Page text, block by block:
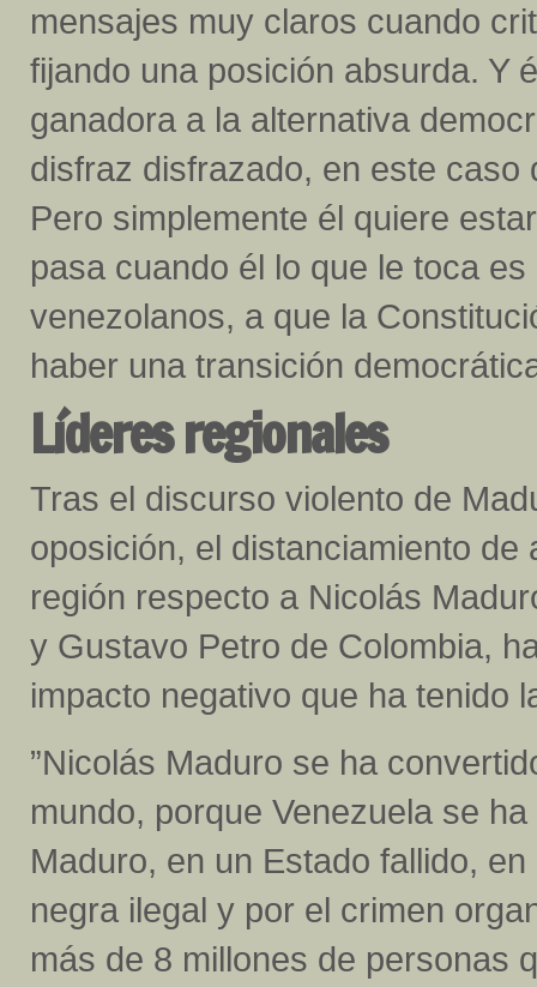
mensajes muy claros cuando
fijando una posición absurda. Y
ganadora a la alternativa
disfraz disfrazado, en este caso
Pero simplemente él quiere
pasa cuando él lo que le toca
venezolanos, a que la
haber una transición
Líderes regionales
Tras el discurso violento de
oposición, el distanciamiento
región respecto a Nicolás
y Gustavo Petro de Colombia,
impacto negativo que ha tenido
”Nicolás Maduro se ha
mundo, porque Venezuela se
Maduro, en un Estado fallido,
negra ilegal y por el crimen
más de 8 millones de personas